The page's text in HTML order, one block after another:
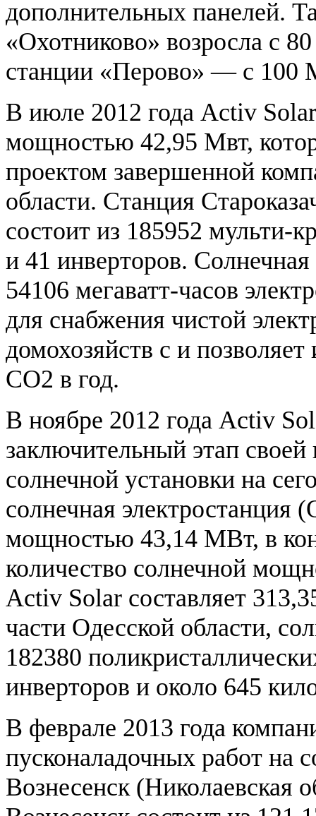
дополнительных панелей.
«Охотниково» возросла с
станции «Перово» — с
В июле 2012 года Activ
мощностью 42,95 Мвт,
проектом завершенной
области. Станция
состоит из 185952 мульти-
и 41 инверторов. Солнечная
54106 мегаватт-часов
для снабжения чистой
домохозяйств с и
СО2 в год.
В ноябре 2012 года Activ
заключительный этап
солнечной установки на
солнечная электростанция
мощностью 43,14 МВт, в
количество солнечной
Activ Solar составляет
части Одесской области,
182380
инверторов и около 645
В феврале 2013 года
пусконаладочных работ на
Вознесенск (Николаевская